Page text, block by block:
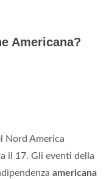
Americana?
Nord America
il 17. Gli eventi della
americana